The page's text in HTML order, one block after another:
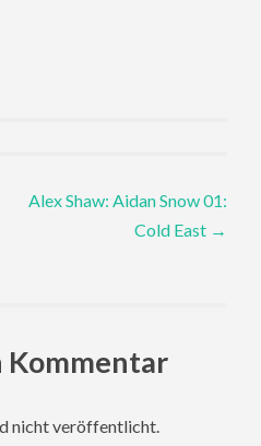
Alex Shaw: Aidan Snow 01:
Cold East →
Kommentar
nicht veröffentlicht.